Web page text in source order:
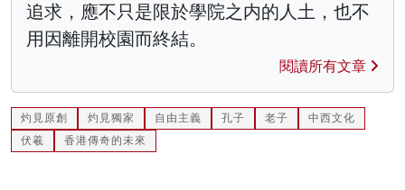
追求，應不只是限於學院之内的人土，也不
用因離開校園而終結。
閱讀所有文章
灼見原創 灼見獨家 自由主義 孔子 老子
中西文化
伏羲
香港傳奇的未來